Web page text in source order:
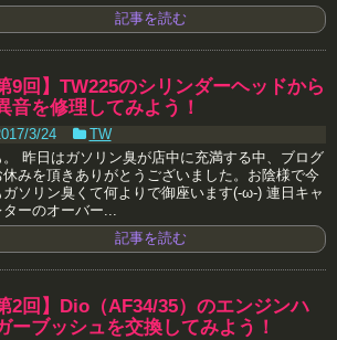
記事を読む
9回】TW225のシリンダーヘッドから
音を修理してみよう！
3/24
TW
。 昨日はガソリン臭が店中に充満する中、ブログ
休みを頂きありがとうございました。お陰様で今
ガソリン臭くて何よりで御座います(-ω-) 連日キャ
ーのオーバー...
記事を読む
2回】Dio（AF34/35）のエンジンハ
ーブッシュを交換してみよう！